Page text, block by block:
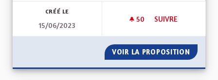
CRÉÉ LE
15/06/2023
50 50 ABONNÉS
SUIVRE
VOIR LA PROPOSITION